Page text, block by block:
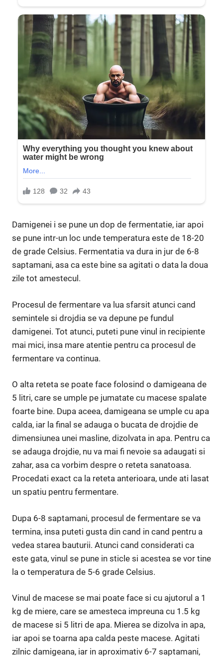
Damigenei i se pune un dop de fermentatie, iar apoi
se pune intr-un loc unde temperatura este de 18-20
de grade Celsius. Fermentatia va dura in jur de 6-8
saptamani, asa ca este bine sa agitati o data la doua
zile tot amestecul.
Procesul de fermentare va lua sfarsit atunci cand
semintele si drojdia se va depune pe fundul
damigenei. Tot atunci, puteti pune vinul in recipiente
mai mici, insa mare atentie pentru ca procesul de
fermentare va continua.
O alta reteta se poate face folosind o damigeana de
5 litri, care se umple pe jumatate cu macese spalate
foarte bine. Dupa aceea, damigeana se umple cu apa
calda, iar la final se adauga o bucata de drojdie de
dimensiunea unei masline, dizolvata in apa. Pentru ca
se adauga drojdie, nu va mai fi nevoie sa adaugati si
zahar, asa ca vorbim despre o reteta sanatoasa.
Procedati exact ca la reteta anterioara, unde ati lasat
un spatiu pentru fermentare.
Dupa 6-8 saptamani, procesul de fermentare se va
termina, insa puteti gusta din cand in cand pentru a
vedea starea bauturii. Atunci cand considerati ca
este gata, vinul se pune in sticle si acestea se vor tine
la o temperatura de 5-6 grade Celsius.
Vinul de macese se mai poate face si cu ajutorul a 1
kg de miere, care se amesteca impreuna cu 1.5 kg
de macese si 5 litri de apa. Mierea se dizolva in apa,
iar apoi se toarna apa calda peste macese. Agitati
zilnic damigeana, iar in aproximativ 6-7 saptamani,